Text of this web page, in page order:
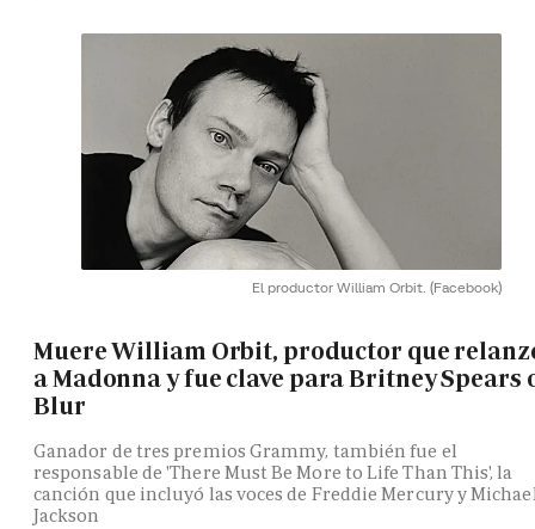
El productor William Orbit. (Facebook)
Muere William Orbit, productor que
a Madonna y fue clave para Britney Spears
Blur
Ganador de tres premios Grammy, también fue el
responsable de 'There Must Be More to Life Than This', la
canción que incluyó las voces de Freddie Mercury y
Jackson